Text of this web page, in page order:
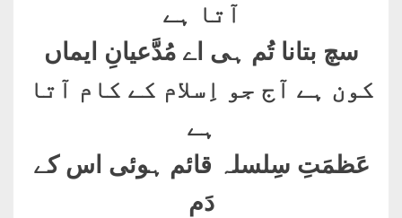
آتا ہے
سچ بتانا تُم ہی اے مُدَّعیانِ ایماں
کون ہے آج جو اِسلام کے کام آتا
ہے
عَظمَتِ سِلسلہ قائم ہوئی اس کے
دَم